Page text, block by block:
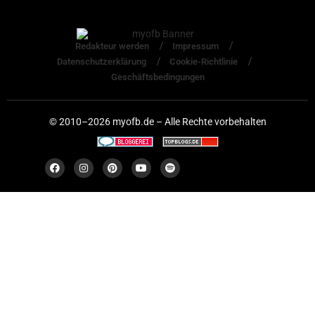
Redakteur werden
Impressum
Datenschutzerklärung
Cookie-Richtlinie
Geschäftsbedingungen
© 2010–2026 myofb.de – Alle Rechte vorbehalten